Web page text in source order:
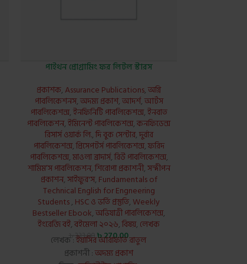
পাইথন প্রোগ্রামিং ফর লিটল স্টারস
প্রকাশক, Assurance Publications,অগ্নি
পাবলিকেশনস,অদম্য প্রকাশ,আদর্শ,আর্টস
পাবলিকেশন্স,ইনফিনিটি পাবলিকেশন্স,ইনবাত
পাবলিকেশন,ইমিনেন্ট পাবলিকেশন্স,কনফিডেন্স
রিসার্স ওয়ার্ক লি.,দি বুক সেন্টার,দুর্বার
পাবলিকেশন্স,প্রিসেপটর্স পাবলিকেশন্স,ফরিদ
পাবলিকেশন্স,মাওলা ব্রাদার্স,রিউ পাবলিকেশন্স,
শামিম’স পাবলিকেশন,শিরোপা প্রকাশনী,সন্দীপন
প্রকাশন,সাইফুর'স, Fundamentals of
Technical English for Engneering
Students, HSC ও ভর্তি প্রস্তুতি, Weekly
Bestseller Ebook,অভিযাত্রী পাবলিকেশন্স,
ইংরেজি বই,বইমেলা ২০২৬,বিষয়, লেখক
৳ 333.00৳270.00
লেখক :ইয়াসির আরাফাত রাতুল
প্রকাশনী :অদম্য প্রকাশ